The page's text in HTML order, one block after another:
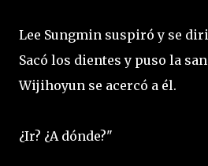
Lee Sungmin suspiró y se
Sacó los dientes y puso la
Wijihoyun se acercó a él.
¿Ir? ¿A dónde?"